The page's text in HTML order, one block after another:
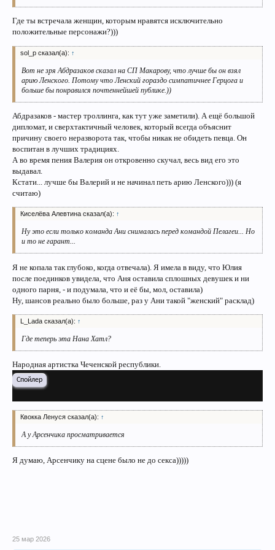
Где ты встречала женщин, которым нравятся исключительно
положительные персонажи?)))
sol_p сказал(а): ↑
Вот не зря Абдразаков сказал на СП Макарову, что лучше бы он взял
арию Ленского. Потому что Ленский гораздо симпатичнее Герцога и
больше бы понравился почтеннейшей публике.))
Абдразаков - мастер троллинга, как тут уже заметили). А ещё большой
дипломат, и сверхтактичный человек, который всегда объяснит
причину своего неразворота так, чтобы никак не обидеть певца. Он
воспитан в лучших традициях.
А во время пения Валерия он откровенно скучал, весь вид его это
выдавал.
Кстати... лучше бы Валерий и не начинал петь арию Ленского))) (я
считаю)
Киселёва Алевтина сказал(а): ↑
Ну это если только команда Ани снималась перед командой Пелагеи... Но
и то не гарант...
Я не копала так глубоко, когда отвечала). Я имела в виду, что Юлия
после поединков увидела, что Аня оставила сплошных девушек и ни
одного парня, - и подумала, что и её бы, мол, оставила)
Ну, шансов реально было больше, раз у Ани такой "женский" расклад)
L_Lada сказал(а): ↑
Где теперь эта Нана Хатл?
Народная артистка Чеченской республики.
Спойлер
Квокка Ленуся сказал(а): ↑
А у Арсенчика просматривается
Я думаю, Арсенчику на сцене было не до секса)))))
25 мар 2026